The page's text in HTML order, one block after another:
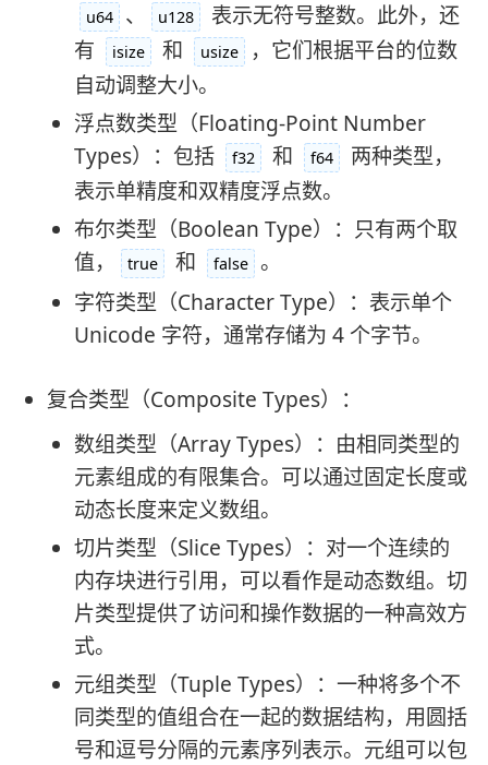
u64 、 u128
表示无符号整数。此外，还
有
isize 和 usize
，它们根据平台的位数
自动调整大小。
浮点数类型（Floating-Point Number
Types）：包括
f32 和 f64
两种类型，
表示单精度和双精度浮点数。
布尔类型（Boolean Type）：只有两个取
值，
true 和 false
。
字符类型（Character Type）：表示单个
Unicode 字符，通常存储为 4 个字节。
复合类型（Composite Types）：
数组类型（Array Types）：由相同类型的
元素组成的有限集合。可以通过固定长度或
动态长度来定义数组。
切片类型（Slice Types）：对一个连续的
内存块进行引用，可以看作是动态数组。切
片类型提供了访问和操作数据的一种高效方
式。
元组类型（Tuple Types）：一种将多个不
同类型的值组合在一起的数据结构，用圆括
号和逗号分隔的元素序列表示。元组可以包